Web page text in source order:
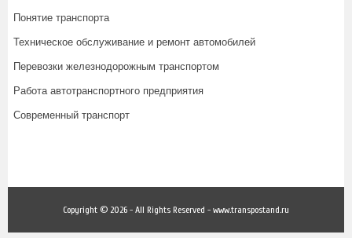
Понятие транспорта
Техническое обслуживание и ремонт автомобилей
Перевозки железнодорожным транспортом
Работа автотранспортного предприятия
Современный транспорт
Copyright © 2026 - All Rights Reserved - www.transpostand.ru